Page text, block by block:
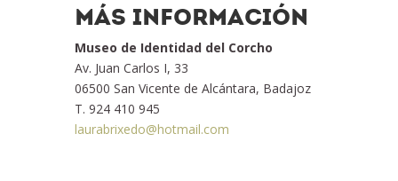
MÁS INFORMACIÓN
Museo de Identidad del Corcho
Av. Juan Carlos I, 33
06500 San Vicente de Alcántara, Badajoz
T. 924 410 945
laurabrixedo@hotmail.com